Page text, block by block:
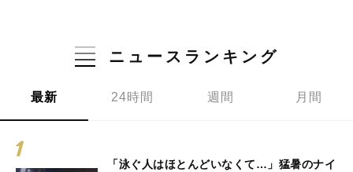
ニュースランキング
最新 24時間 週間 月間
「泳ぐ人はほとんどいなくて…」猛暑のナイ